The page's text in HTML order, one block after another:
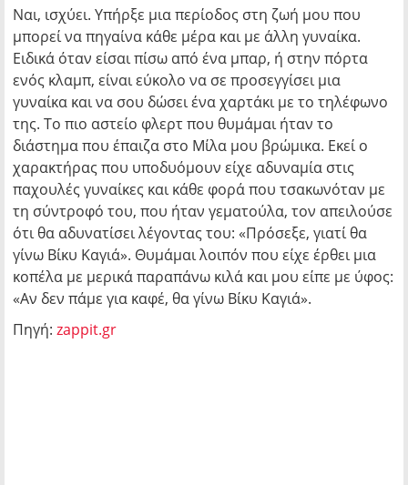
Ναι, ισχύει. Υπήρξε μια περίοδος στη ζωή μου που
μπορεί να πηγαίνα κάθε μέρα και με άλλη γυναίκα.
Ειδικά όταν είσαι πίσω από ένα μπαρ, ή στην πόρτα
ενός κλαμπ, είναι εύκολο να σε προσεγγίσει μια
γυναίκα και να σου δώσει ένα χαρτάκι με το τηλέφωνο
της. Το πιο αστείο φλερτ που θυμάμαι ήταν το
διάστημα που έπαιζα στο Μίλα μου βρώμικα. Εκεί ο
χαρακτήρας που υποδυόμουν είχε αδυναμία στις
παχουλές γυναίκες και κάθε φορά που τσακωνόταν με
τη σύντροφό του, που ήταν γεματούλα, τον απειλούσε
ότι θα αδυνατίσει λέγοντας του: «Πρόσεξε, γιατί θα
γίνω Βίκυ Καγιά». Θυμάμαι λοιπόν που είχε έρθει μια
κοπέλα με μερικά παραπάνω κιλά και μου είπε με ύφος:
«Αν δεν πάμε για καφέ, θα γίνω Βίκυ Καγιά».
Πηγή: zappit.gr